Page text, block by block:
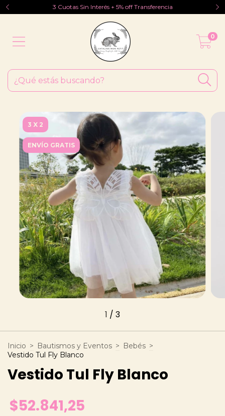
3 Cuotas Sin Interés + 5% off Transferencia
0
3 X 2
ENVÍO GRATIS
1 / 3
Inicio > Bautismos y Eventos > Bebés >
Vestido Tul Fly Blanco
Vestido Tul Fly Blanco
$52.841,25